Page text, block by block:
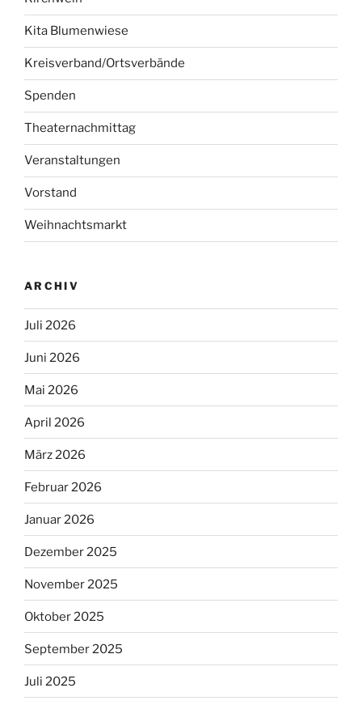
Kita Blumenwiese
Kreisverband/Ortsverbände
Spenden
Theaternachmittag
Veranstaltungen
Vorstand
Weihnachtsmarkt
ARCHIV
Juli 2026
Juni 2026
Mai 2026
April 2026
März 2026
Februar 2026
Januar 2026
Dezember 2025
November 2025
Oktober 2025
September 2025
Juli 2025